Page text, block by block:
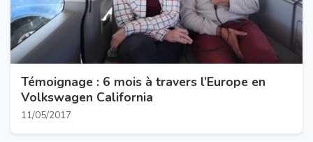
Témoignage : 6 mois à travers l’Europe en
Volkswagen California
11/05/2017